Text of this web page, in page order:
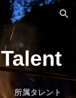
Skip to navigation
Talent
所属タレント